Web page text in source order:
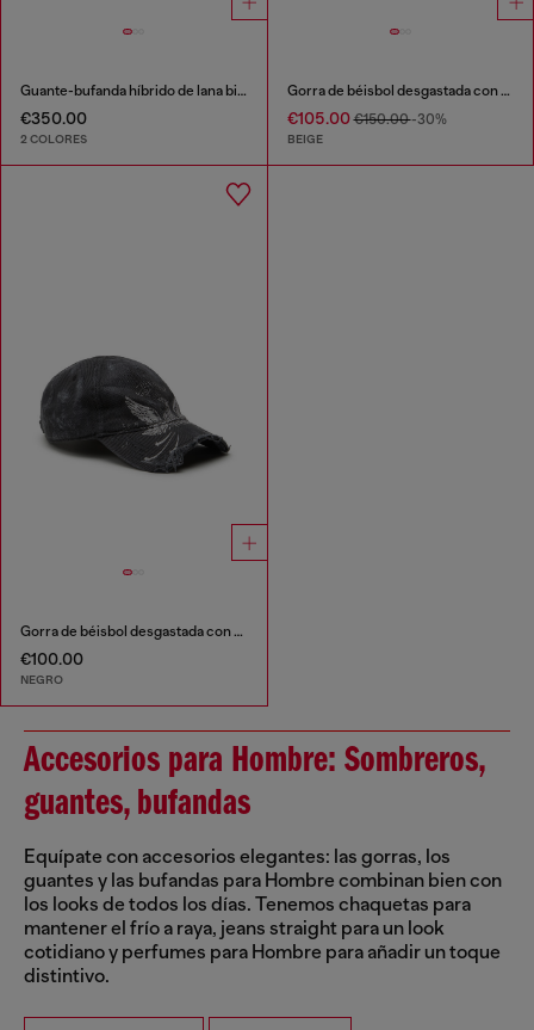
Guante-bufanda híbrido de lana bicolor
€350.00
2 COLORES
Gorra de béisbol desgastada con estampado de logo
€105.00€150.00-30%
BEIGE
Gorra de béisbol desgastada con estampado de Phoenix
€100.00
NEGRO
Accesorios para Hombre: Sombreros,
guantes, bufandas
Equípate con accesorios elegantes: las gorras, los
guantes y las bufandas para Hombre combinan bien con
los looks de todos los días. Tenemos chaquetas para
mantener el frío a raya, jeans straight para un look
cotidiano y perfumes para Hombre para añadir un toque
distintivo.